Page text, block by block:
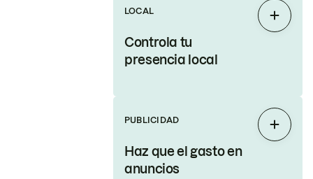
LOCAL
Controla tu
presencia local
PUBLICIDAD
Haz que el gasto en
anuncios